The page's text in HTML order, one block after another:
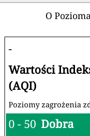
O
-
Wartości
(AQI)
Poziomy zagrożenia
0 - 50 Dobra